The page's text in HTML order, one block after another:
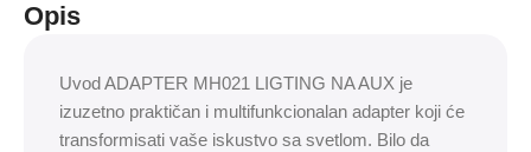
Opis
Uvod ADAPTER MH021 LIGTING NA AUX je
izuzetno praktičan i multifunkcionalan adapter koji će
transformisati vaše iskustvo sa svetlom. Bilo da